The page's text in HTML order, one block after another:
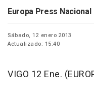
Europa Press Nacional
Sábado, 12 enero 2013
Actualizado: 15:40
VIGO 12 Ene.